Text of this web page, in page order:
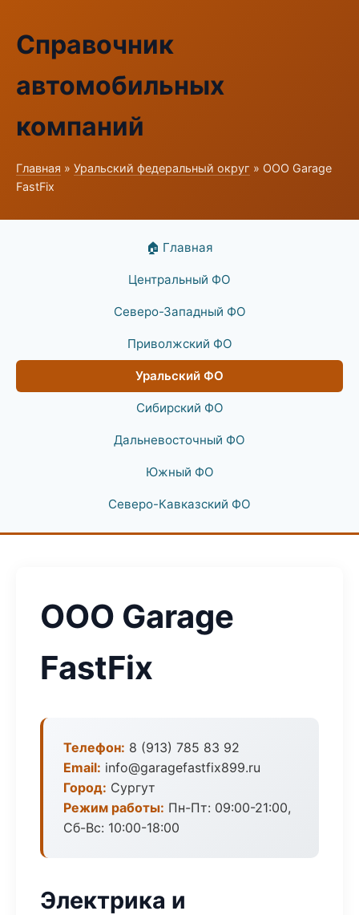
Справочник
автомобильных
компаний
Главная » Уральский федеральный округ » ООО Garage
FastFix
🏠 Главная
Центральный ФО
Северо-Западный ФО
Приволжский ФО
Уральский ФО
Сибирский ФО
Дальневосточный ФО
Южный ФО
Северо-Кавказский ФО
ООО Garage
FastFix
Телефон: 8 (913) 785 83 92
Email: info@garagefastfix899.ru
Город: Сургут
Режим работы: Пн-Пт: 09:00-21:00,
Сб-Вс: 10:00-18:00
Электрика и